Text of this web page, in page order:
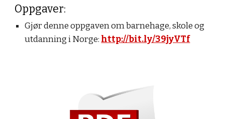
Oppgaver:
Gjør denne oppgaven om barnehage, skole og
utdanning i Norge: http://bit.ly/39jyVTf